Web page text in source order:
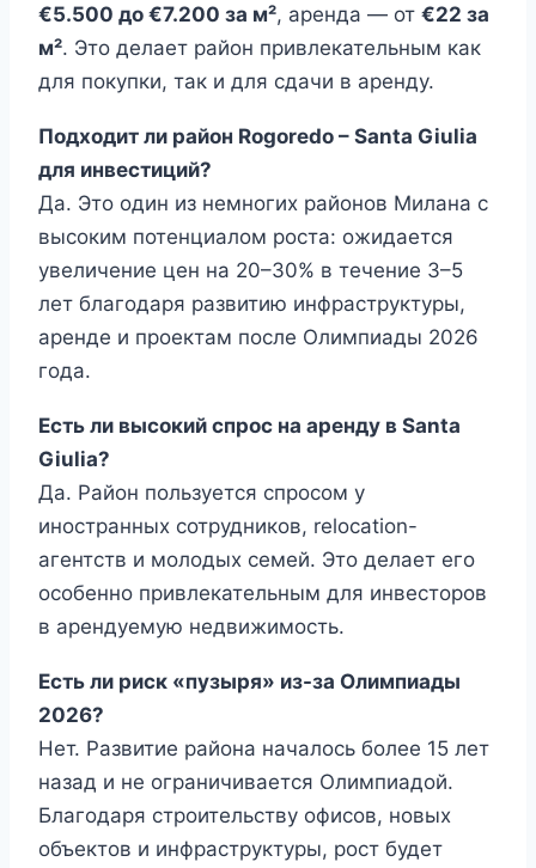
€5.500 до €7.200 за м², аренда — от €22 за
м². Это делает район привлекательным как
для покупки, так и для сдачи в аренду.
Подходит ли район Rogoredo – Santa Giulia
для инвестиций?
Да. Это один из немногих районов Милана с
высоким потенциалом роста: ожидается
увеличение цен на 20–30% в течение 3–5
лет благодаря развитию инфраструктуры,
аренде и проектам после Олимпиады 2026
года.
Есть ли высокий спрос на аренду в Santa
Giulia?
Да. Район пользуется спросом у
иностранных сотрудников, relocation-
агентств и молодых семей. Это делает его
особенно привлекательным для инвесторов
в арендуемую недвижимость.
Есть ли риск «пузыря» из-за Олимпиады
2026?
Нет. Развитие района началось более 15 лет
назад и не ограничивается Олимпиадой.
Благодаря строительству офисов, новых
объектов и инфраструктуры, рост будет